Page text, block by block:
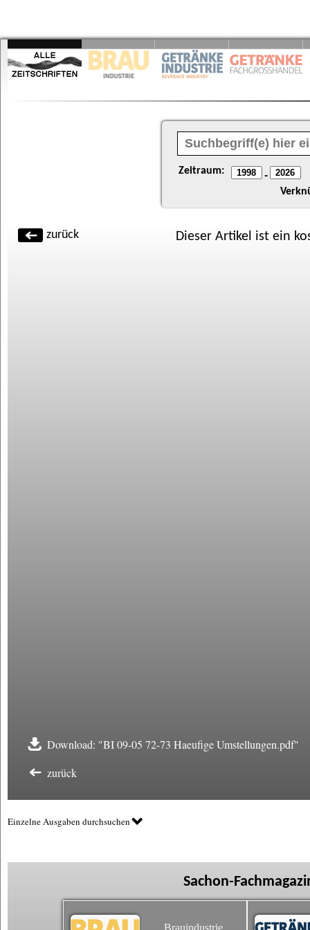
Zeitraum: -
zurück Dieser Artikel ist ein
Download: "BI 09-05 72-73 Haeufige Umstellungen.pdf"
zurück
Einzelne Ausgaben durchsuchen
Sachon-
Brauindustrie